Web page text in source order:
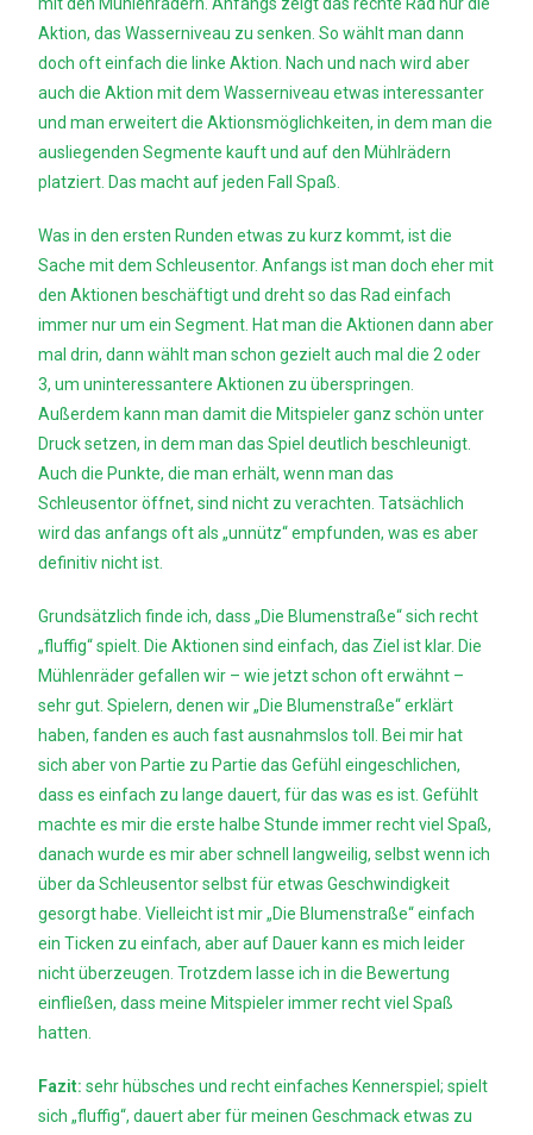
Aktion, das Wasserniveau zu senken. So wählt man dann
doch oft einfach die linke Aktion. Nach und nach wird aber
auch die Aktion mit dem Wasserniveau etwas interessanter
und man erweitert die Aktionsmöglichkeiten, in dem man die
ausliegenden Segmente kauft und auf den Mühlrädern
platziert. Das macht auf jeden Fall Spaß.
Was in den ersten Runden etwas zu kurz kommt, ist die
Sache mit dem Schleusentor. Anfangs ist man doch eher mit
den Aktionen beschäftigt und dreht so das Rad einfach
immer nur um ein Segment. Hat man die Aktionen dann aber
mal drin, dann wählt man schon gezielt auch mal die 2 oder
3, um uninteressantere Aktionen zu überspringen.
Außerdem kann man damit die Mitspieler ganz schön unter
Druck setzen, in dem man das Spiel deutlich beschleunigt.
Auch die Punkte, die man erhält, wenn man das
Schleusentor öffnet, sind nicht zu verachten. Tatsächlich
wird das anfangs oft als „unnütz“ empfunden, was es aber
definitiv nicht ist.
Grundsätzlich finde ich, dass „Die Blumenstraße“ sich recht
„fluffig“ spielt. Die Aktionen sind einfach, das Ziel ist klar. Die
Mühlenräder gefallen wir – wie jetzt schon oft erwähnt –
sehr gut. Spielern, denen wir „Die Blumenstraße“ erklärt
haben, fanden es auch fast ausnahmslos toll. Bei mir hat
sich aber von Partie zu Partie das Gefühl eingeschlichen,
dass es einfach zu lange dauert, für das was es ist. Gefühlt
machte es mir die erste halbe Stunde immer recht viel Spaß,
danach wurde es mir aber schnell langweilig, selbst wenn ich
über da Schleusentor selbst für etwas Geschwindigkeit
gesorgt habe. Vielleicht ist mir „Die Blumenstraße“ einfach
ein Ticken zu einfach, aber auf Dauer kann es mich leider
nicht überzeugen. Trotzdem lasse ich in die Bewertung
einfließen, dass meine Mitspieler immer recht viel Spaß
hatten.
Fazit: sehr hübsches und recht einfaches Kennerspiel; spielt
sich „fluffig“, dauert aber für meinen Geschmack etwas zu